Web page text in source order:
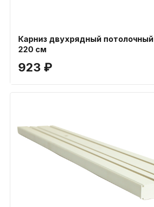
Карниз двухрядный потолочный
220 см
923 ₽